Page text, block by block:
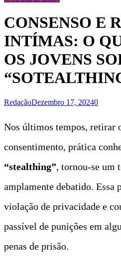
CONSENSO E
INTÍMAS: O
OS JOVENS
RedaçãoDezembro 17, 20240
Nos últimos tempos, retirar
consentimento, prática
“stealthing”, tornou-se um
amplamente debatido. Essa
violação de privacidade e
passível de punições em
penas de prisão.